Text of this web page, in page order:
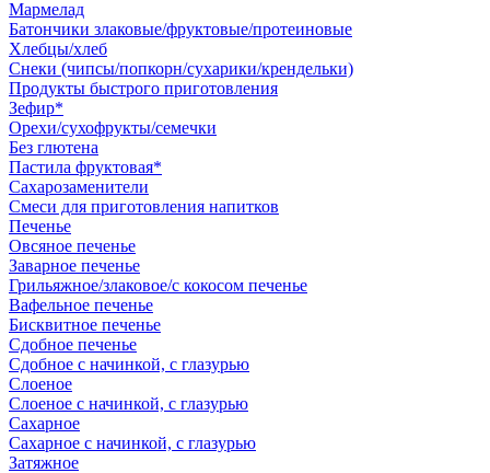
Мармелад
Батончики злаковые/фруктовые/протеиновые
Хлебцы/хлеб
Снеки (чипсы/попкорн/сухарики/крендельки)
Продукты быстрого приготовления
Зефир*
Орехи/сухофрукты/семечки
Без глютена
Пастила фруктовая*
Сахарозаменители
Смеси для приготовления напитков
Печенье
Овсяное печенье
Заварное печенье
Грильяжное/злаковое/с кокосом печенье
Вафельное печенье
Бисквитное печенье
Сдобное печенье
Сдобное с начинкой, с глазурью
Слоеное
Слоеное с начинкой, с глазурью
Сахарное
Сахарное с начинкой, с глазурью
Затяжное